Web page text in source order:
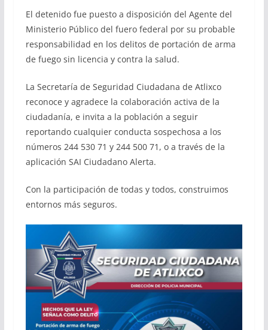
El detenido fue puesto a disposición del Agente del
Ministerio Público del fuero federal por su probable
responsabilidad en los delitos de portación de arma
de fuego sin licencia y contra la salud.
La Secretaría de Seguridad Ciudadana de Atlixco
reconoce y agradece la colaboración activa de la
ciudadanía, e invita a la población a seguir
reportando cualquier conducta sospechosa a los
números 244 530 71 y 244 500 71, o a través de la
aplicación SAI Ciudadano Alerta.
Con la participación de todas y todos, construimos
entornos más seguros.